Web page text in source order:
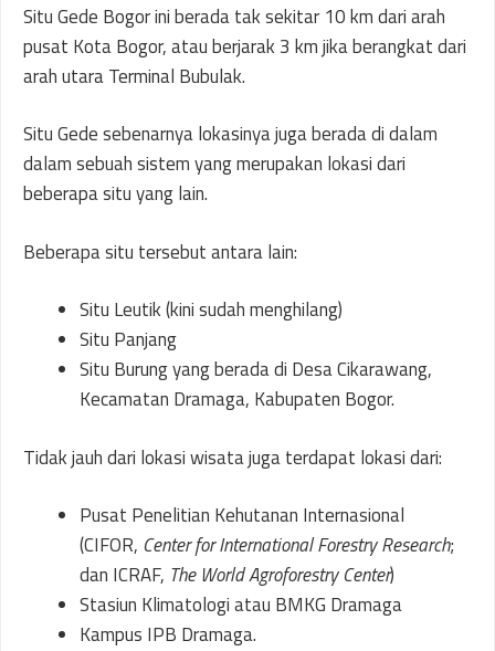
Situ Gede Bogor ini berada tak sekitar 10 km dari arah
pusat Kota Bogor, atau berjarak 3 km jika berangkat dari
arah utara Terminal Bubulak.
Situ Gede sebenarnya lokasinya juga berada di dalam
dalam sebuah sistem yang merupakan lokasi dari
beberapa situ yang lain.
Beberapa situ tersebut antara lain:
Situ Leutik (kini sudah menghilang)
Situ Panjang
Situ Burung yang berada di Desa Cikarawang,
Kecamatan Dramaga, Kabupaten Bogor.
Tidak jauh dari lokasi wisata juga terdapat lokasi dari:
Pusat Penelitian Kehutanan Internasional
(CIFOR, Center for International Forestry Research;
dan ICRAF, The World Agroforestry Center)
Stasiun Klimatologi atau BMKG Dramaga
Kampus IPB Dramaga.